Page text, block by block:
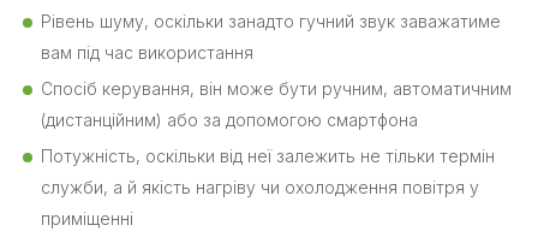
Рівень шуму, оскільки занадто гучний звук заважатиме
вам під час використання
Спосіб керування, він може бути ручним, автоматичним
(дистанційним) або за допомогою смартфона
Потужність, оскільки від неї залежить не тільки термін
служби, а й якість нагріву чи охолодження повітря у
приміщенні